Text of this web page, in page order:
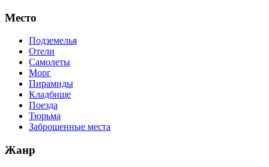
Место
Подземелья
Отели
Самолеты
Морг
Пирамиды
Кладбище
Поезда
Тюрьма
Заброшенные места
Жанр